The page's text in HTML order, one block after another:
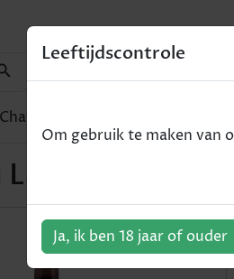
Chateau La Moulière (Moelleux) -
Moulière
Leeftijdscontrole
Om gebruik te maken van
Ja, ik ben 18 jaar of ouder